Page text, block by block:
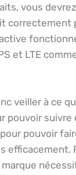
vous
correctement
et LTE
veiller à ce
pouvoir suivre
pouvoir
efficacement.